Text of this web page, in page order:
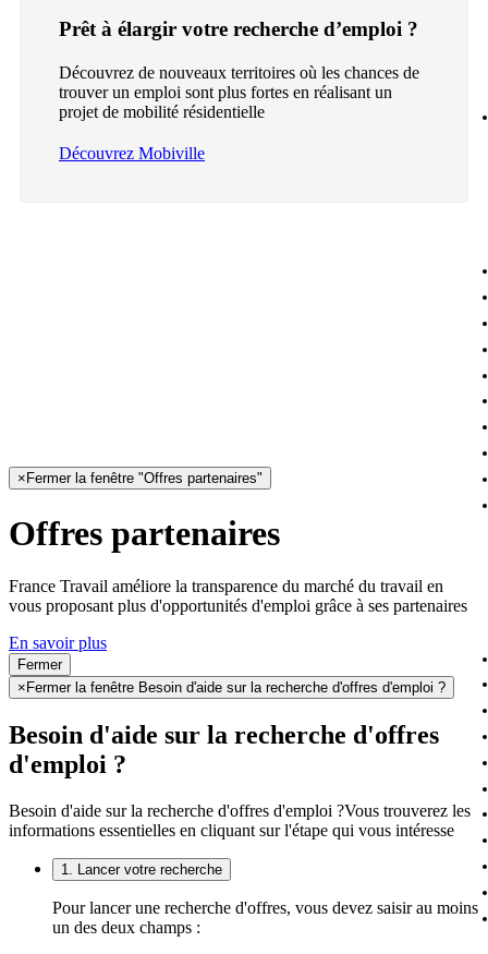
Prêt à élargir votre recherche d’emploi ?
Découvrez de nouveaux territoires où les chances de
trouver un emploi sont plus fortes en réalisant un
projet de mobilité résidentielle
Découvrez Mobiville
× Fermer la fenêtre "Offres partenaires"
Offres partenaires
France Travail améliore la transparence du marché du travail en
vous proposant plus d'opportunités d'emploi grâce à ses partenaires
En savoir plus
Fermer
× Fermer la fenêtre Besoin d'aide sur la recherche d'offres d'emploi ?
Besoin d'aide sur la recherche d'offres
d'emploi ?
Besoin d'aide sur la recherche d'offres d'emploi ?Vous trouverez les
informations essentielles en cliquant sur l'étape qui vous intéresse
1. Lancer votre recherche
Pour lancer une recherche d'offres, vous devez saisir au moins
un des deux champs :